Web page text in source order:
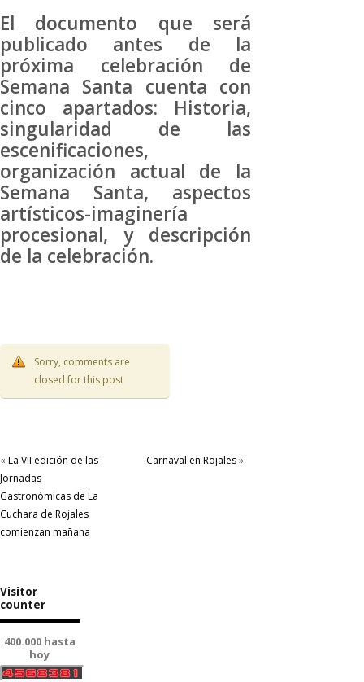
El documento que será
publicado antes de la
próxima celebración de
Semana Santa cuenta con
cinco apartados: Historia,
singularidad de las
escenificaciones,
organización actual de la
Semana Santa, aspectos
artísticos-imaginería
procesional, y descripción
de la celebración.
Sorry, comments are
closed for this post
« La VII edición de las
Jornadas
Gastronómicas de La
Cuchara de Rojales
comienzan mañana
Carnaval en Rojales»
Visitor
counter
400.000 hasta
hoy